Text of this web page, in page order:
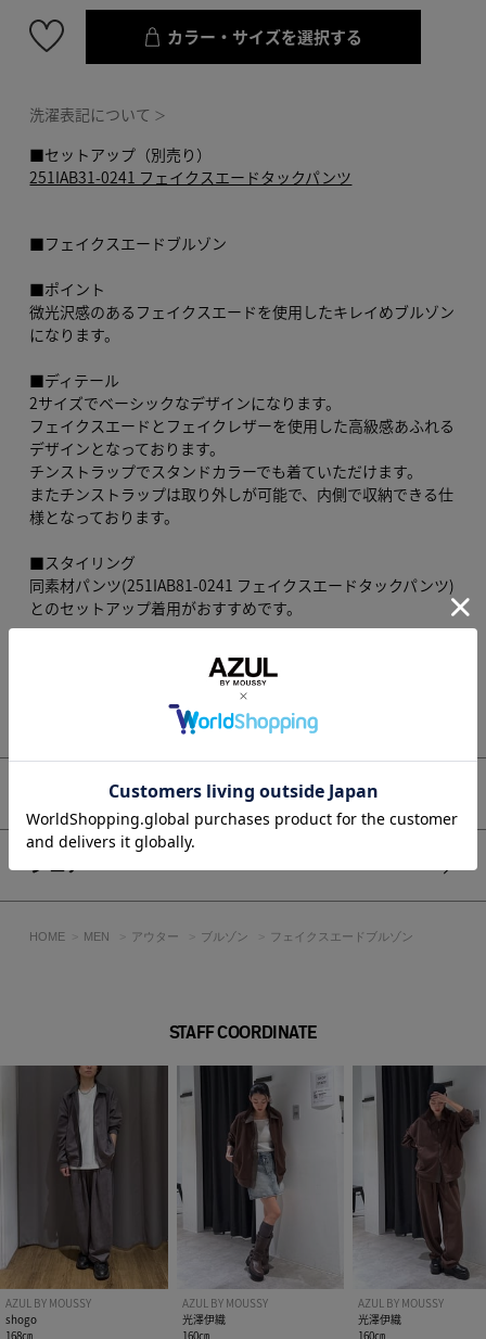
カラー・サイズを選択する
洗濯表記について ＞
■セットアップ（別売り）
251IAB31-0241 フェイクスエードタックパンツ
■フェイクスエードブルゾン
■ポイント
微光沢感のあるフェイクスエードを使用したキレイめブルゾン
になります。
■ディテール
2サイズでベーシックなデザインになります。
フェイクスエードとフェイクレザーを使用した高級感あふれる
デザインとなっております。
チンストラップでスタンドカラーでも着ていただけます。
またチンストラップは取り外しが可能で、内側で収納できる仕
様となっております。
■スタイリング
同素材パンツ(251IAB81-0241 フェイクスエードタックパンツ)
とのセットアップ着用がおすすめです。
■モデル身長：180cm、着用サイズ：Lサイズ
[注意事項]
※画像の商品はサンプルです。実際の商品と仕様、加工が若干
※画像の商品は光の照射や角度、お使いのモニター環境によ
り、実物と色味が異なる場合がございます。
もっと見る
アイテムサイズ
シェア
HOME MEN アウター ブルゾン フェイクスエードブルゾン
STAFF COORDINATE
AZUL BY MOUSSY
shogo
168㎝
AZUL BY MOUSSY
光澤伊織
160㎝
AZUL BY MOUSSY
光澤伊織
160㎝